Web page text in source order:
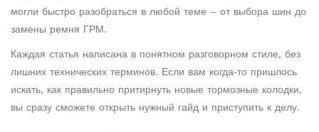
могли быстро разобраться в любой теме – от выбора шин до
замены ремня ГРМ.
Каждая статья написана в понятном разговорном стиле, без
лишних технических терминов. Если вам когда‑то пришлось
искать, как правильно притирнуть новые тормозные колодки,
вы сразу сможете открыть нужный гайд и приступить к делу.